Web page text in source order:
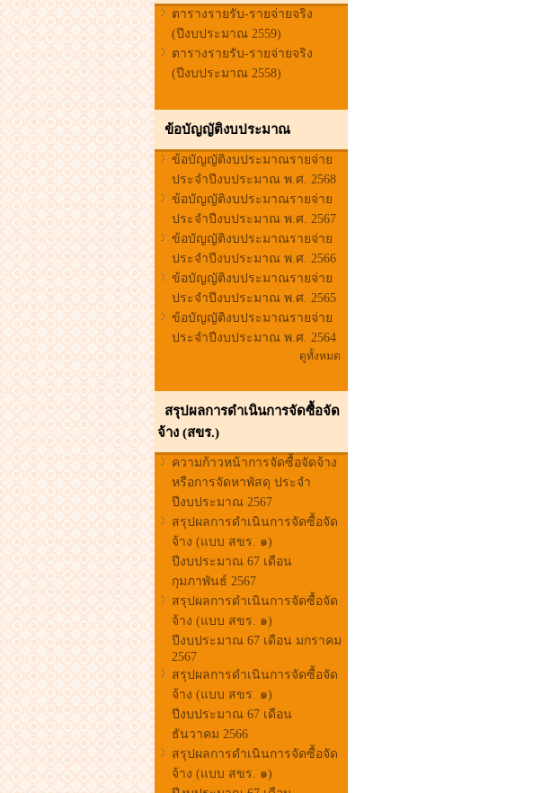
ตารางรายรับ-รายจ่ายจริง
(ปีงบประมาณ 2559)
ตารางรายรับ-รายจ่ายจริง
(ปีงบประมาณ 2558)
ข้อบัญญัติงบประมาณ
ข้อบัญญัติงบประมาณรายจ่าย
ประจำปีงบประมาณ พ.ศ. 2568
ข้อบัญญัติงบประมาณรายจ่าย
ประจำปีงบประมาณ พ.ศ. 2567
ข้อบัญญัติงบประมาณรายจ่าย
ประจำปีงบประมาณ พ.ศ. 2566
ข้อบัญญัติงบประมาณรายจ่าย
ประจำปีงบประมาณ พ.ศ. 2565
ข้อบัญญัติงบประมาณรายจ่าย
ประจำปีงบประมาณ พ.ศ. 2564
ดูทั้งหมด
สรุปผลการดำเนินการจัดซื้อจัด
จ้าง (สขร.)
ความก้าวหน้าการจัดซื้อจัดจ้าง
หรือการจัดหาพัสดุ ประจำ
ปีงบประมาณ 2567
สรุปผลการดำเนินการจัดซื้อจัด
จ้าง (แบบ สขร. ๑)
ปีงบประมาณ 67 เดือน
กุมภาพันธ์ 2567
สรุปผลการดำเนินการจัดซื้อจัด
จ้าง (แบบ สขร. ๑)
ปีงบประมาณ 67 เดือน มกราคม
2567
สรุปผลการดำเนินการจัดซื้อจัด
จ้าง (แบบ สขร. ๑)
ปีงบประมาณ 67 เดือน
ธันวาคม 2566
สรุปผลการดำเนินการจัดซื้อจัด
จ้าง (แบบ สขร. ๑)